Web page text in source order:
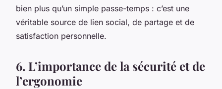
bien plus qu’un simple passe-temps : c’est une
véritable source de lien social, de partage et de
satisfaction personnelle.
6. L’importance de la sécurité et de
l’ergonomie